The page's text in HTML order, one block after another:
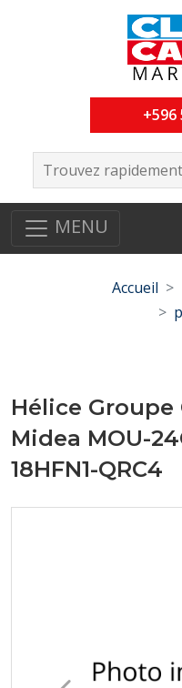
+596
MENU
Accueil
Hélice
Midea MOU-
18HFN1-QRC4